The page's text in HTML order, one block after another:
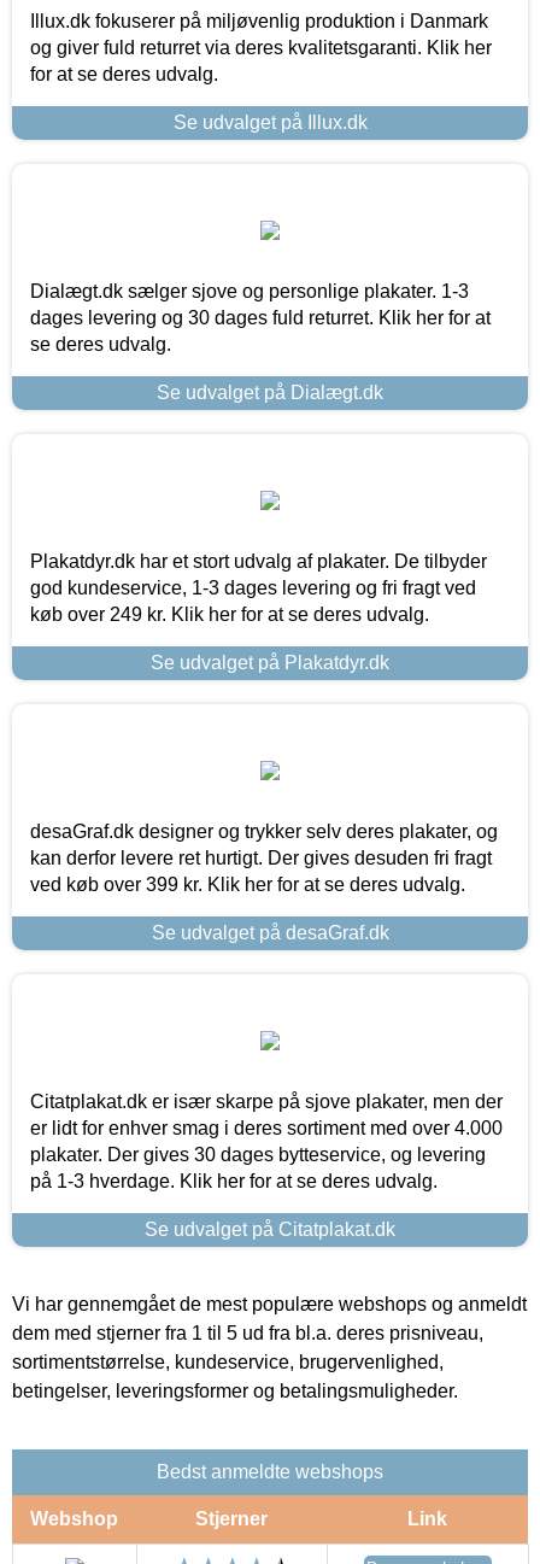
Illux.dk fokuserer på miljøvenlig produktion i Danmark
og giver fuld returret via deres kvalitetsgaranti. Klik her
for at se deres udvalg.
Se udvalget på Illux.dk
Dialægt.dk sælger sjove og personlige plakater. 1-3
dages levering og 30 dages fuld returret. Klik her for at
se deres udvalg.
Se udvalget på Dialægt.dk
Plakatdyr.dk har et stort udvalg af plakater. De tilbyder
god kundeservice, 1-3 dages levering og fri fragt ved
køb over 249 kr. Klik her for at se deres udvalg.
Se udvalget på Plakatdyr.dk
desaGraf.dk designer og trykker selv deres plakater, og
kan derfor levere ret hurtigt. Der gives desuden fri fragt
ved køb over 399 kr. Klik her for at se deres udvalg.
Se udvalget på desaGraf.dk
Citatplakat.dk er især skarpe på sjove plakater, men der
er lidt for enhver smag i deres sortiment med over 4.000
plakater. Der gives 30 dages bytteservice, og levering
på 1-3 hverdage. Klik her for at se deres udvalg.
Se udvalget på Citatplakat.dk
Vi har gennemgået de mest populære webshops og anmeldt
dem med stjerner fra 1 til 5 ud fra bl.a. deres prisniveau,
sortimentstørrelse, kundeservice, brugervenlighed,
betingelser, leveringsformer og betalingsmuligheder.
Bedst anmeldte webshops
Webshop Stjerner Link